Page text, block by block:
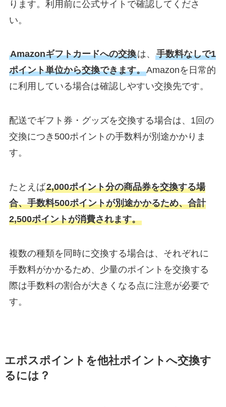
ります。利用前に公式サイトで確認してくださ
い。
Amazonギフトカードへの交換は、 手数料なしで1
ポイント単位から交換できます。Amazonを日常的
に利用している場合は確認しやすい交換先です。
配送でギフト券・グッズを交換する場合は、1回の
交換につき500ポイントの手数料が別途かかりま
す。
たとえば2,000ポイント分の商品券を交換する場
合、手数料500ポイントが別途かかるため、合計
2,500ポイントが消費されます。
複数の種類を同時に交換する場合は、それぞれに
手数料がかかるため、少量のポイントを交換する
際は手数料の割合が大きくなる点に注意が必要で
す。
エポスポイントを他社ポイントへ交換す
るには？